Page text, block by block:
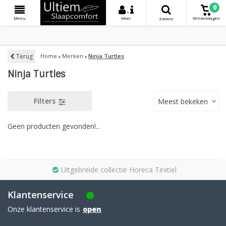
Menu
+
Meer
Zoeken
0
Winkelwagen
Terug Home Merken Ninja Turtles
Ninja Turtles
Filters Meest bekeken
Geen producten gevonden!...
Uitgebreide collectie Horeca Textiel
Klantenservice
Onze klantenservice is open